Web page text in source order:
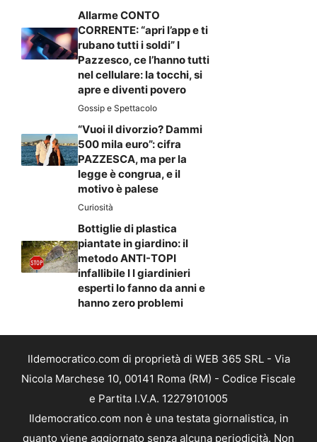
Allarme CONTO
CORRENTE: “apri l’app e ti
rubano tutti i soldi” I
Pazzesco, ce l’hanno tutti
nel cellulare: la tocchi, si
apre e diventi povero
Gossip e Spettacolo
“Vuoi il divorzio? Dammi
500 mila euro”: cifra
PAZZESCA, ma per la
legge è congrua, e il
motivo è palese
Curiosità
Bottiglie di plastica
piantate in giardino: il
metodo ANTI-TOPI
infallibile I I giardinieri
esperti lo fanno da anni e
hanno zero problemi
Ildemocratico.com di proprietà di WEB 365 SRL - Via
Nicola Marchese 10, 00141 Roma (RM) - Codice Fiscale
e Partita I.V.A. 12279101005
Ildemocratico.com non è una testata giornalistica, in
quanto viene aggiornato senza alcuna periodicità. Non